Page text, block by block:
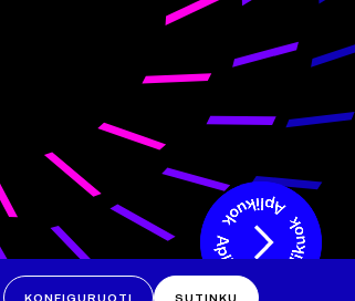
SUTINKU
KONFIGURUOTI